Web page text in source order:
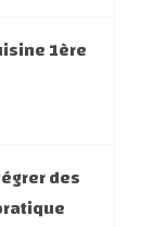
1ère
des